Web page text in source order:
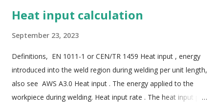
Heat input calculation
September 23, 2023
Definitions, EN 1011-1 or CEN/TR 1459 Heat input , energy
introduced into the weld region during welding per unit length,
also see AWS A3.0 Heat input . The energy applied to the
workpiece during welding. Heat input rate . The heat input per